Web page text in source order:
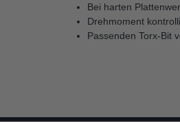
Bei harten
Drehmoment
Passenden Torx-Bit